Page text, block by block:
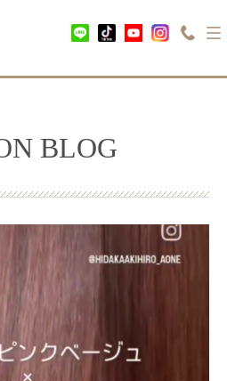
BLOG